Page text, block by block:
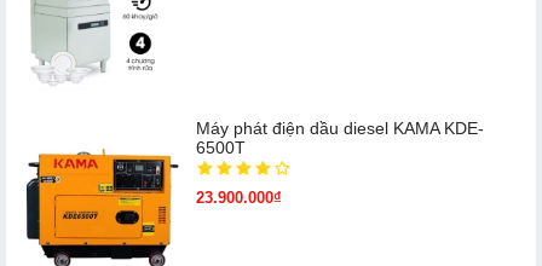
Máy phát điện dầu diesel KAMA KDE-
6500T
23.900.000₫